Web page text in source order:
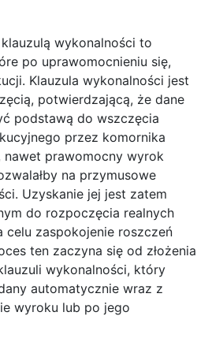
wykonalności to
po uprawomocnieniu się,
Klauzula wykonalności jest
potwierdzającą, że dane
podstawą do wszczęcia
przez komornika
nawet prawomocny wyrok
na przymusowe
Uzyskanie jej jest zatem
do rozpoczęcia realnych
celu zaspokojenie roszczeń
ten zaczyna się od złożenia
wykonalności, który
automatycznie wraz z
wyroku lub po jego